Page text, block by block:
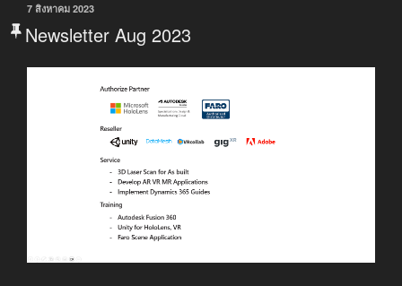
เขียน
ที่
7 สิงหาคม 2023
Newsletter Aug 2023